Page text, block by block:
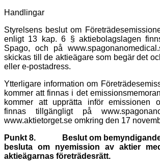
Handlingar
Styrelsens beslut om
enligt 13 kap. 6 § aktiebolagslagen
Spago, och på
skickas till de aktieägare som begär det
eller e-postadress.
Ytterligare information om
kommer att finnas i det
kommer att upprätta inför emissionen
finnas tillgängligt på
www.aktietorget.se omkring den 17
Punkt 8. Beslut om bemyndigande
besluta om nyemission av aktier
aktieägarnas företrädesrätt.